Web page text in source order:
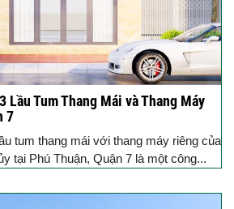
Lầu Tum Thang Mái và Thang Máy
7
tum thang mái với thang máy riêng của
tại Phú Thuận, Quận 7 là một công...